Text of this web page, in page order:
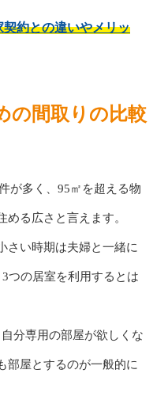
約との違いやメリッ
の間取りの比較
が多く、95㎡を超える物
る広さと言えます。
さい時期は夫婦と一緒に
つの居室を利用するとは
分専用の部屋が欲しくな
部屋とするのが一般的に